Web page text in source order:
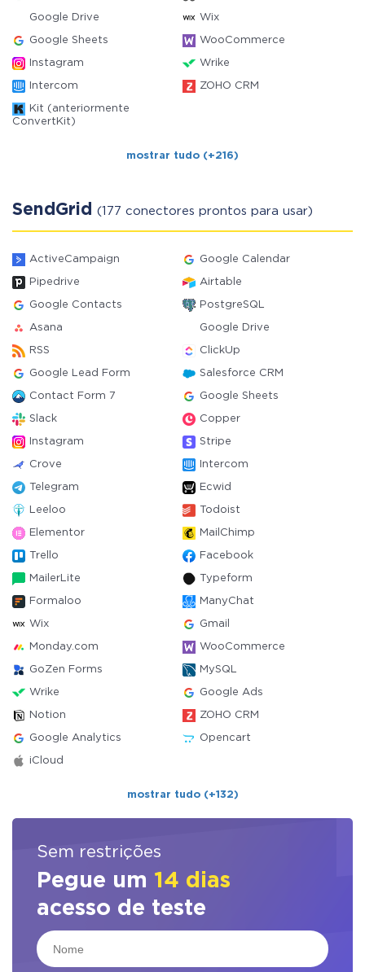
Google Drive Wix
Google Sheets WooCommerce
Instagram Wrike
Intercom ZOHO CRM
Kit (anteriormente
ConvertKit)
mostrar tudo (+216)
SendGrid (177 conectores prontos para usar)
ActiveCampaign Google Calendar
Pipedrive Airtable
Google Contacts PostgreSQL
Asana Google Drive
RSS ClickUp
Google Lead Form Salesforce CRM
Contact Form 7 Google Sheets
Slack Copper
Instagram Stripe
Crove Intercom
Telegram Ecwid
Leeloo Todoist
Elementor MailChimp
Trello Facebook
MailerLite Typeform
Formaloo ManyChat
Wix Gmail
Monday.com WooCommerce
GoZen Forms MySQL
Wrike Google Ads
Notion ZOHO CRM
Google Analytics Opencart
iCloud
mostrar tudo (+132)
Sem restrições
Pegue um 14 dias
acesso de teste